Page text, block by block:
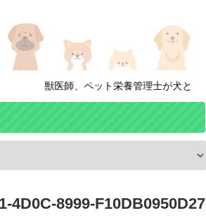
獣医師、ペット栄養管理士が犬と猫
4D0C-8999-F10DB0950D27